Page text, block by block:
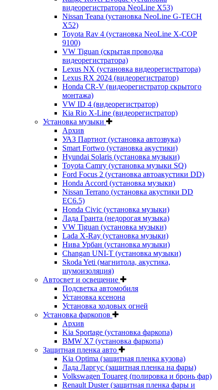
видеорегистратора NeoLine X53)
Nissan Teana (установка NeoLine G-TECH
X52)
Toyota Rav 4 (установка NeoLine X-COP
9100)
VW Tiguan (скрытая проводка
видеорегистратора)
Lexus NX (установка видеорегистратора)
Lexus RX 2024 (видеорегистратор)
Honda CR-V (видеорегистратор скрытого
монтажа)
VW ID 4 (видеорегистратор)
Kia Rio X-Line (видеорегистратор)
Установка музыки
Архив
УАЗ Партиот (установка автозвука)
Smart Fortwo (установка акустики)
Hyundai Solaris (установка музыки)
Toyota Camry (установка музыки SQ)
Ford Focus 2 (установка автоакустики DD)
Honda Accord (установка музыки)
Nissan Terrano (установка акустики DD
EC6.5)
Honda Civic (установка музыки)
Лада Гранта (недорогая музыка)
VW Tiguan (установка музыки)
Lada X-Ray (установка музыки)
Нива Урбан (установка музыки)
Changan UNI-T (установка музыки)
Skoda Yeti (магнитола, акустика,
шумоизоляция)
Автосвет и освещение
Подсветка автомобиля
Установка ксенона
Установка ходовых огней
Установка фаркопов
Архив
Kia Sportage (установка фаркопа)
BMW X7 (установка фаркопа)
Защитная пленка авто
Kia Optima (защитная пленка кузова)
Лада Ларгус (защитная пленка на фары)
Volkswagen Touareg (полировка и бронь фар)
Renault Duster (защитная пленка фары и